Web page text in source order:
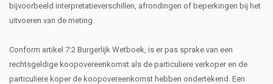
bijvoorbeeld interpretatieverschillen, afrondingen of beperkingen bij het
uitvoeren van de meting.
Conform artikel 7:2 Burgerlijk Wetboek, is er pas sprake van een
rechtsgeldige koopovereenkomst als de particuliere verkoper en de
particuliere koper de koopovereenkomst hebben ondertekend. Een